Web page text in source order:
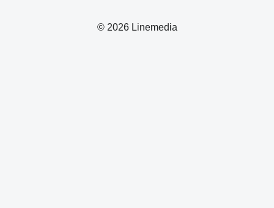
© 2026 Linemedia